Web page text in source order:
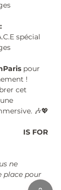
spécial
pour
!
cet
🎶💖
IS FOR
ne
place pour